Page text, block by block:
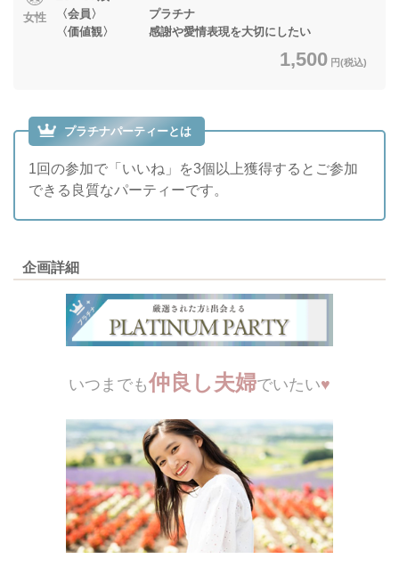
女性
〈会員〉 プラチナ
〈価値観〉 感謝や愛情表現を大切にしたい
1,500 円(税込)
プラチナパーティーとは
1回の参加で「いいね」を3個以上獲得するとご参加
できる良質なパーティーです。
企画詳細
いつまでも仲良し夫婦でいたい♥